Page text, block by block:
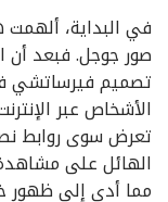
في البداية،
صور جوجل. فبعد أن
تصميم فيرساتشي
الأشخاص عبر
تعرض سوى روابط
الهائل على
مما أدى إلى ظهور